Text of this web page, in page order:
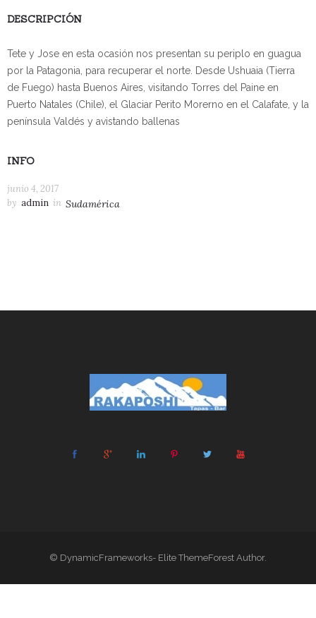
DESCRIPCIÓN
Tete y Jose en esta ocasión nos presentan su periplo en guagua
por la Patagonia, para recuperar el norte. Desde Ushuaia (Tierra
de Fuego) hasta Buenos Aires, visitando Torres del Paine en
Puerto Natales (Chile), el Glaciar Perito Morerno en el Calafate, y la
península Valdés y avistando ballenas
INFO
junio 4, 2017
by admin in Sudamérica
© DynamicFrameworks- Elite ThemeForest Author.